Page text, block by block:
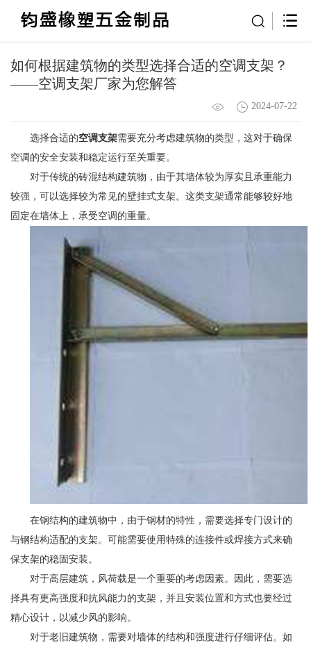
如何根据建筑物的类型选择合适的空调支架？
——空调支架厂家为您解答
2024-07-22
选择合适的空调支架需要充分考虑建筑物的类型，这对于确保
空调的安全安装和稳定运行至关重要。
对于传统的砖混结构建筑物，由于其墙体较为厚实且承重能力
较强，可以选择较为常见的壁挂式支架。这类支架通常能够较好地
固定在墙体上，承受空调的重量。
在钢结构的建筑物中，由于钢材的特性，需要选择专门设计的
与钢结构适配的支架。可能需要使用特殊的连接件或焊接方式来确
保支架的稳固安装。
对于高层建筑，风荷载是一个重要的考虑因素。因此，需要选
择具有更高强度和抗风能力的支架，并且安装位置和方式也要经过
精心设计，以减少风的影响。
对于老旧建筑物，需要对墙体的结构和强度进行仔细评估。如